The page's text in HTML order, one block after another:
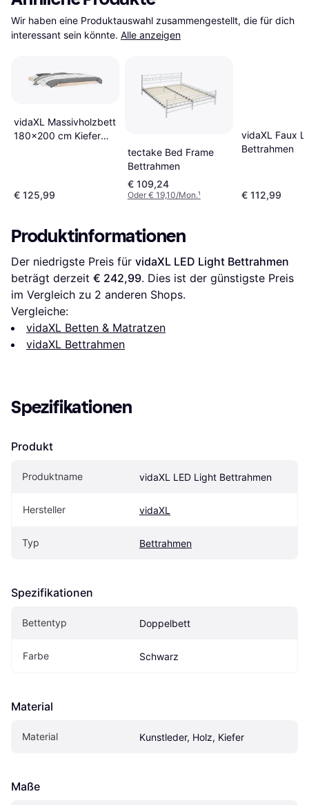
Wir haben eine Produktauswahl zusammengestellt, die für dich
interessant sein könnte. Alle anzeigen
vidaXL Massivholzbett
180x200 cm Kiefer
€ 125,99
tectake Bed Frame
Bettrahmen
€ 109,24
Oder € 19,10/Mon.¹
vidaXL Faux
Bettrahmen
€ 112,99
Produktinformationen
Der niedrigste Preis für vidaXL LED Light Bettrahmen
beträgt derzeit € 242,99. Dies ist der günstigste Preis
im Vergleich zu 2 anderen Shops.
Vergleiche:
vidaXL Betten & Matratzen
vidaXL Bettrahmen
Spezifikationen
Produkt
Produktname vidaXL LED Light Bettrahmen
Hersteller vidaXL
Typ Bettrahmen
Spezifikationen
Bettentyp Doppelbett
Farbe Schwarz
Material
Material Kunstleder, Holz, Kiefer
Maße